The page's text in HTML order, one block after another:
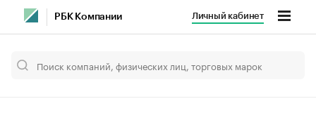
РБК Компании Личный кабинет